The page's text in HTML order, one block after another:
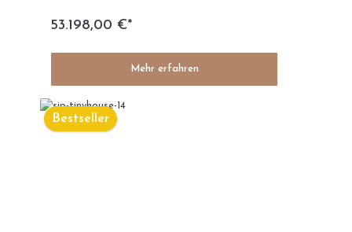
53.198,00 €*
Mehr erfahren
Bestseller